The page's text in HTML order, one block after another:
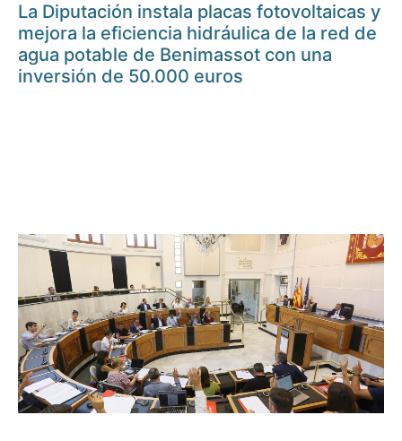
La Diputación instala placas fotovoltaicas y
mejora la eficiencia hidráulica de la red de
agua potable de Benimassot con una
inversión de 50.000 euros